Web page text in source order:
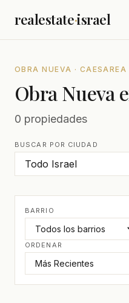
realestate·israel
OBRA NUEVA · CAESAREA
Obra Nueva
0 propiedades
BUSCAR POR CIUDAD
BARRIO
ORDENAR